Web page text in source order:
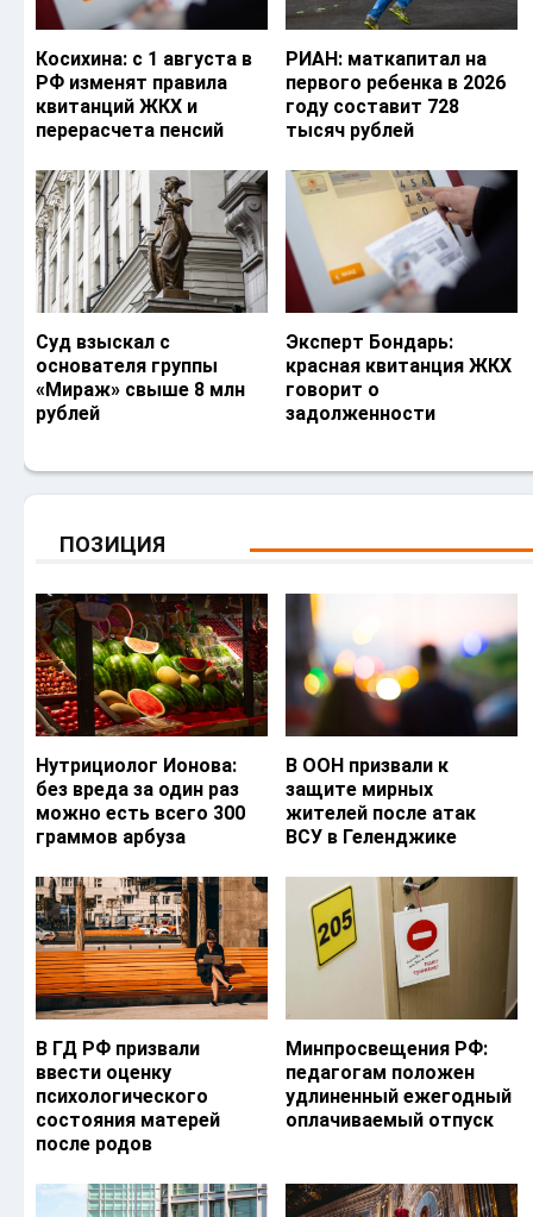
Косихина: с 1 августа в
РФ изменят правила
квитанций ЖКХ и
перерасчета пенсий
РИАН: маткапитал на
первого ребенка в 2026
году составит 728
тысяч рублей
Суд взыскал с
основателя группы
«Мираж» свыше 8 млн
рублей
Эксперт Бондарь:
красная квитанция ЖКХ
говорит о
задолженности
ПОЗИЦИЯ
Нутрициолог Ионова:
без вреда за один раз
можно есть всего 300
граммов арбуза
В ООН призвали к
защите мирных
жителей после атак
ВСУ в Геленджике
В ГД РФ призвали
ввести оценку
психологического
состояния матерей
после родов
Минпросвещения РФ:
педагогам положен
удлиненный ежегодный
оплачиваемый отпуск